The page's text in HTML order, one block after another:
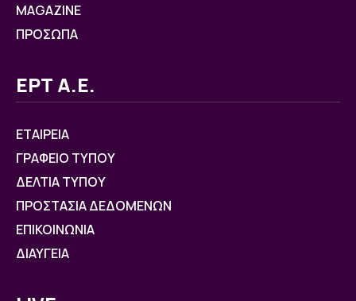
MAGAZINE
ΠΡΟΣΩΠΑ
ΕΡΤ Α.Ε.
ΕΤΑΙΡΕΙΑ
ΓΡΑΦΕΙΟ ΤΥΠΟΥ
ΔΕΛΤΙΑ ΤΥΠΟΥ
ΠΡΟΣΤΑΣΙΑ ΔΕΔΟΜΕΝΩΝ
ΕΠΙΚΟΙΝΩΝΙΑ
ΔΙΑΥΓΕΙΑ